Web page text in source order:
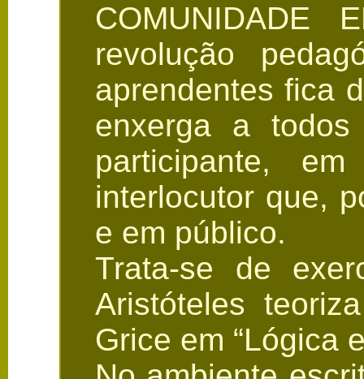
COMUNIDADE
revolução
aprendentes fica
enxerga a
participante,
interlocutor que,
e em público.
Trata-se de
Aristóteles
Grice em “Lógica